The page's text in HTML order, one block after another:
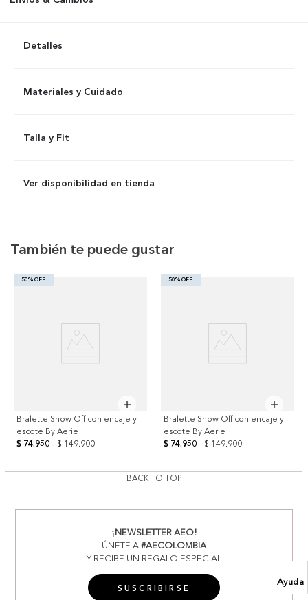
Ayuda
Detalles
Materiales y Cuidado
Talla y Fit
Ver disponibilidad en tienda
También te puede gustar
50% OFF
Bralette Show Off con encaje y
escote By Aerie
$ 149.900
$ 74.950
50% OFF
Bralette Show Off con encaje y
escote By Aerie
$ 149.900
$ 74.950
BACK TO TOP
¡NEWSLETTER AEO!
ÚNETE A#AECOLOMBIA
Y RECIBE UN REGALO ESPECIAL
SUSCRIBIRSE